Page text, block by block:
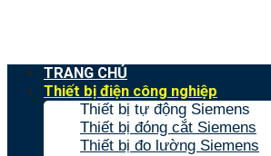
TRANG CHỦ
Thiết bị điện công nghiệp
Thiết bị tự động Siemens
Thiết bị đóng cắt Siemens
Thiết bị đo lường Siemens